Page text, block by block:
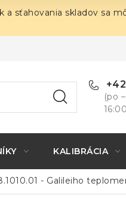
sťahovania skladov sa
(po
KALIBRÁCIA
- Galileiho